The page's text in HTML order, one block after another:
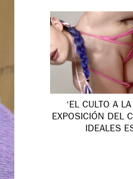
‘EL CULTO A
EXPOSICIÓN DEL
IDEALES